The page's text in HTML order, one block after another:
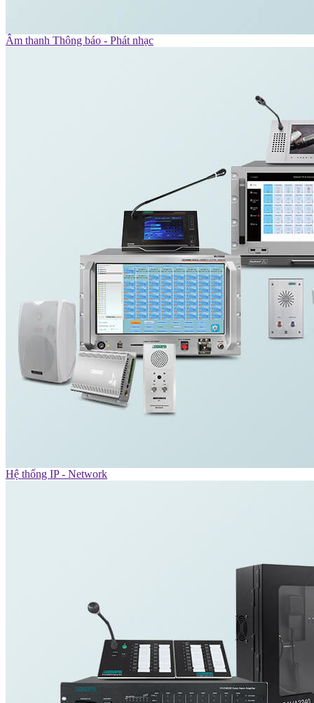
Âm thanh Thông báo - Phát nhạc
Hệ thống IP - Network